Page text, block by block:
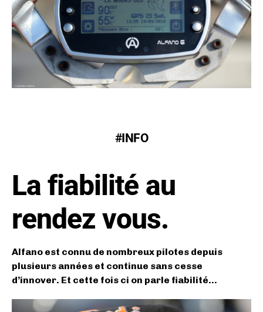
#INFO
La fiabilité au
rendez vous.
Alfano est connu de nombreux pilotes depuis
plusieurs années et continue sans cesse
d’innover. Et cette fois ci on parle fiabilité…